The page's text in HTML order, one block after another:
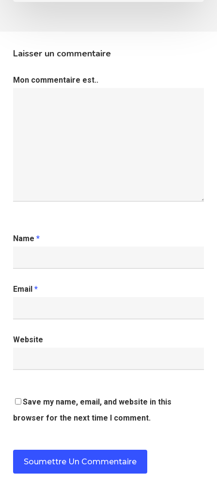
Laisser un commentaire
Mon commentaire est..
Name *
Email *
Website
Save my name, email, and website in this
browser for the next time I comment.